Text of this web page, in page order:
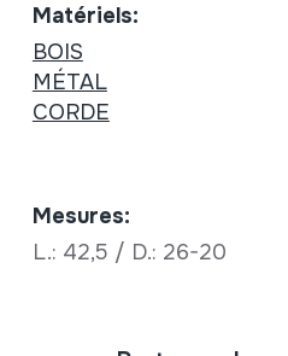
Matériels:
BOIS
MÉTAL
CORDE
Mesures:
L.: 42,5 / D.: 26-20